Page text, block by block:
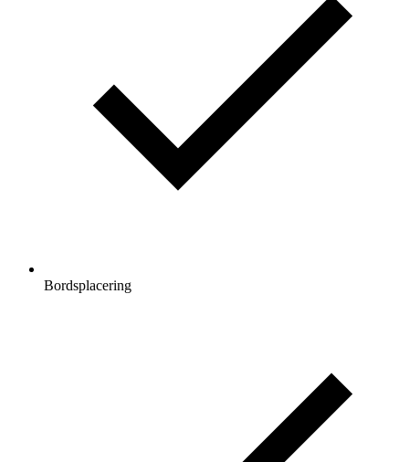
Bordsplacering